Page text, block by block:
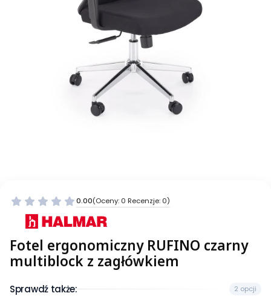
0.00(Oceny: 0 Recenzje: 0)
Fotel ergonomiczny RUFINO czarny
multiblock z zagłówkiem
Sprawdź także: 2 opcji